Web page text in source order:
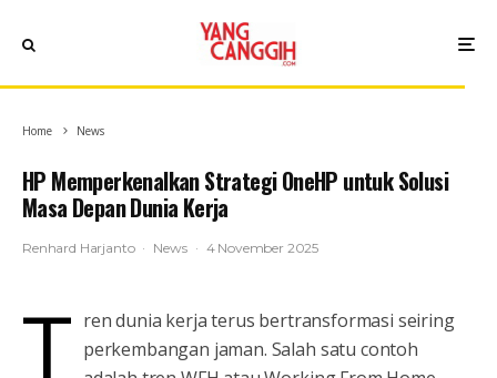
Home News
HP Memperkenalkan Strategi OneHP untuk Solusi
Masa Depan Dunia Kerja
Renhard Harjanto · News · 4 November 2025
T ren dunia kerja terus bertransformasi seiring
perkembangan jaman. Salah satu contoh